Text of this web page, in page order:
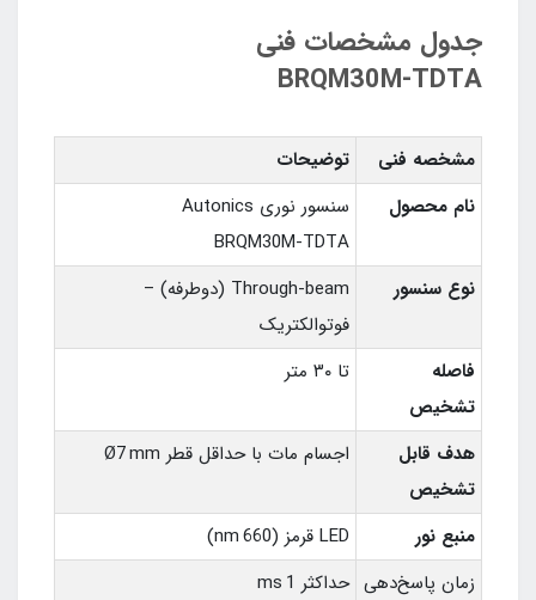
جدول مشخصات فنی
BRQM30M‑TDTA
مشخصه فنی
توضیحات
نام محصول
سنسور نوری Autonics
BRQM30M‑TDTA
نوع سنسور
Through‑beam (دوطرفه) –
فوتوالکتریک
فاصله
تشخیص
تا ۳۰ متر
هدف قابل
تشخیص
اجسام مات با حداقل قطر Ø7 mm
منبع نور
LED قرمز (660 nm)
زمان پاسخ‌دهی حداکثر 1 ms